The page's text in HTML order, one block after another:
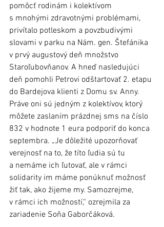
pomôcť rodinám i kolektívom
s mnohými zdravotnými problémami,
privítalo potleskom a povzbudivými
slovami v parku na Nám. gen. Štefánika
v prvý augustový deň množstvo
Staroľubovňanov. A hneď nasledujúci
deň pomohli Petrovi odštartovať 2. etapu
do Bardejova klienti z Domu sv. Anny.
Práve oni sú jedným z kolektívov, ktorý
môžete zaslaním prázdnej sms na číslo
832 v hodnote 1 eura podporiť do konca
septembra. „Je dôležité upozorňovať
verejnosť na to, že títo ľudia sú tu
a nemáme ich ľutovať, ale v rámci
solidarity im máme ponúknuť možnosť
žiť tak, ako žijeme my. Samozrejme,
v rámci ich možností,“ ozrejmila za
zariadenie Soňa Gaborčáková.